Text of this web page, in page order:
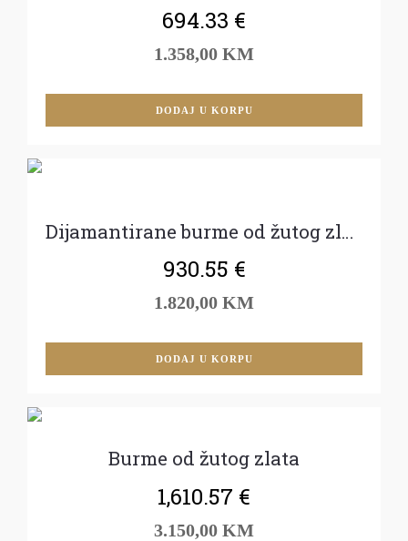
694.33 €
1.358,00 KM
DODAJ U KORPU
Dijamantirane burme od žutog zlata
930.55 €
1.820,00 KM
DODAJ U KORPU
Burme od žutog zlata
1,610.57 €
3.150,00 KM